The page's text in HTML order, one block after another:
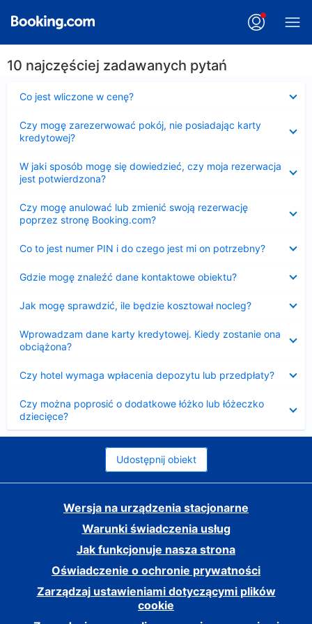
10 najczęściej zadawanych pytań
Co jest wliczone w cenę?
Czy mogę zarezerwować pokój, nie posiadając karty
kredytowej?
W jaki sposób mogę się dowiedzieć, czy moja rezerwacja
jest potwierdzona?
Czy mogę anulować lub zmienić swoją rezerwację
poprzez stronę Booking.com?
Co to jest numer PIN i do czego jest mi on potrzebny?
Gdzie mogę znaleźć dane kontaktowe obiektu?
Jak mogę sprawdzić, ile będzie kosztował nocleg?
Wprowadzam dane karty kredytowej. Kiedy zostanie ona
obciążona?
Czy hotel wymaga wpłacenia depozytu lub przedpłaty?
Czy można poprosić o dodatkowe łóżko lub łóżeczko
dziecięce?
Udostępnij obiekt
Wersja na urządzenia stacjonarne
Warunki świadczenia usług
Jak funkcjonuje nasza strona
Oświadczenie o ochronie prywatności
Zarządzaj ustawieniami dotyczącymi plików
cookie